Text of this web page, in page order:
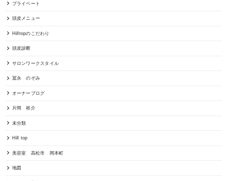
プライベート
頭皮メニュー
Hilltopのこだわり
頭皮診断
サロンワークスタイル
冨永 のぞみ
オーナーブログ
片岡 裕介
未分類
Hill top
美容室 高松市 岡本町
地図